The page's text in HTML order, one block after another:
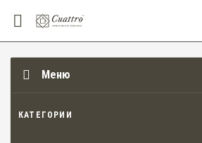
Меню
КАТЕГОРИИ